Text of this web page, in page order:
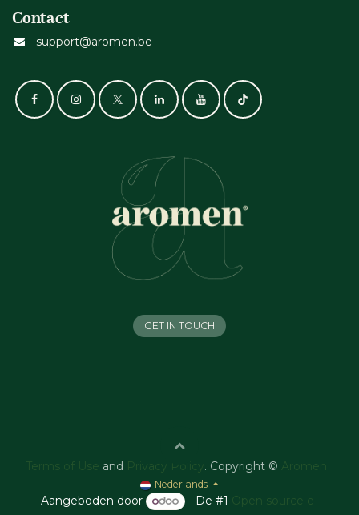
Contact
support@aromen.be
GET IN TOUCH
Terms of Use and Privacy Policy . Copyright © Aromen
Nederlands
Aangeboden door - De #1 Open source e-